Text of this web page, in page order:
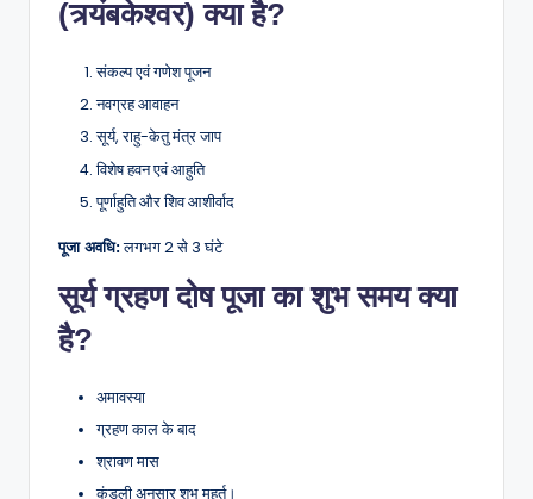
(त्र्यंबकेश्वर) क्या है?
संकल्प एवं गणेश पूजन
नवग्रह आवाहन
सूर्य, राहु-केतु मंत्र जाप
विशेष हवन एवं आहुति
पूर्णाहुति और शिव आशीर्वाद
पूजा अवधि: लगभग 2 से 3 घंटे
सूर्य ग्रहण दोष पूजा का शुभ समय क्या
है?
अमावस्या
ग्रहण काल के बाद
श्रावण मास
कुंडली अनुसार शुभ मुहूर्त।